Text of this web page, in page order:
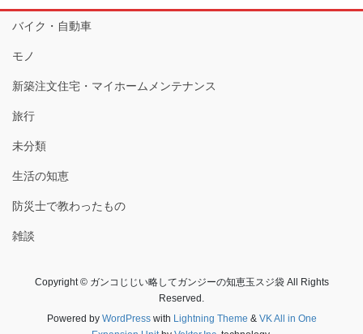
バイク・自動車
モノ
新築注文住宅・マイホームメンテナンス
旅行
未分類
生活の知恵
防災士で教わったもの
雑談
Copyright © ガンコじじい略してガンジーの知恵玉スジ袋 All Rights
Reserved.
Powered by WordPresswith Lightning Theme & VK All in One